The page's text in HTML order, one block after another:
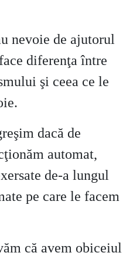
nevoie de ajutorul
diferenţa între
şi ceea ce le
dacă de
automat,
de-a lungul
pe care le facem
că avem obiceiul